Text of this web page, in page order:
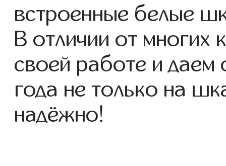
встроенные белые
В отличии от многих
своей работе и
года не только на
надёжно!